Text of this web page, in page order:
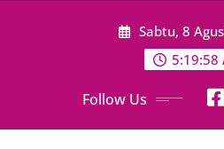
Sabtu, 8
5:20:00
Follow Us